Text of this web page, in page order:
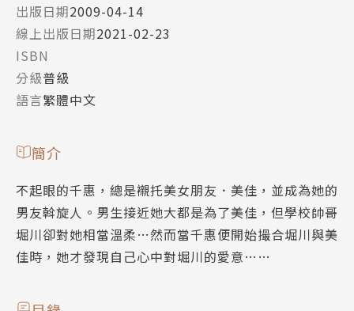
出版日期2009-04-14
線上出版日期2021-02-23
ISBN
分級普級
語言繁體中文
簡介
不起眼的千惠，總是襯托美女朋友．美佳，並成為她的
男友斡旋人。男生接近她大都是為了美佳，但學校帥哥
堀川卻對她相當溫柔…然而當千惠便開始撮合堀川與美
佳時，她才發現自己心中對堀川的愛意……